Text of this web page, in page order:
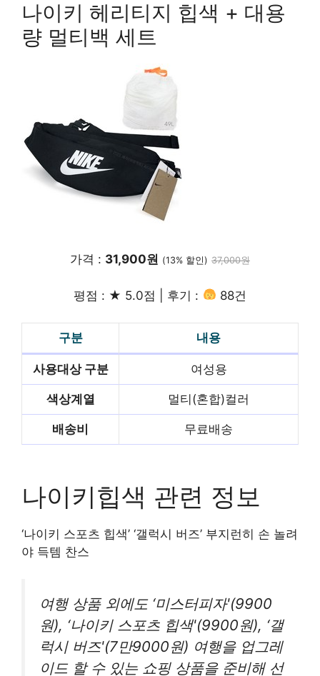
나이키 헤리티지 힙색 + 대용
량 멀티백 세트
가격 : 31,900원 (13% 할인) 37,000원
평점 : ★ 5.0점 | 후기 : 88건
구분 내용
사용대상 구분 여성용
색상계열 멀티(혼합)컬러
배송비 무료배송
나이키힙색 관련 정보
‘나이키 스포츠 힙색’ ‘갤럭시 버즈’ 부지런히 손 놀려
야 득템 찬스
여행 상품 외에도 ‘미스터피자'(9900
원), ‘나이키 스포츠 힙색'(9900원), ‘갤
럭시 버즈'(7만9000원) 여행을 업그레
이드 할 수 있는 쇼핑 상품을 준비해 선